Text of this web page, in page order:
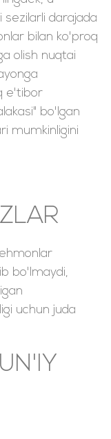
darajada
bilan ko'proq
olish nuqtai
e'tibor
bo'lgan
mumkinligini
bo'lmaydi,
uchun juda